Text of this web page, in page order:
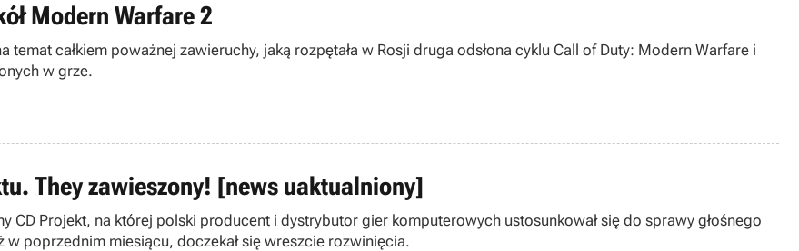
Modern Warfare 2
całkiem poważnej zawieruchy, jaką rozpętała w Rosji druga odsłona cyklu Call of Duty: Modern Warfare i
w grze.
They zawieszony! [news uaktualniony]
CD Projekt, na której polski producent i dystrybutor gier komputerowych ustosunkował się do sprawy głośnego
w poprzednim miesiącu, doczekał się wreszcie rozwinięcia.